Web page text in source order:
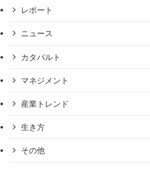
レポート
ニュース
カタパルト
マネジメント
産業トレンド
生き方
その他